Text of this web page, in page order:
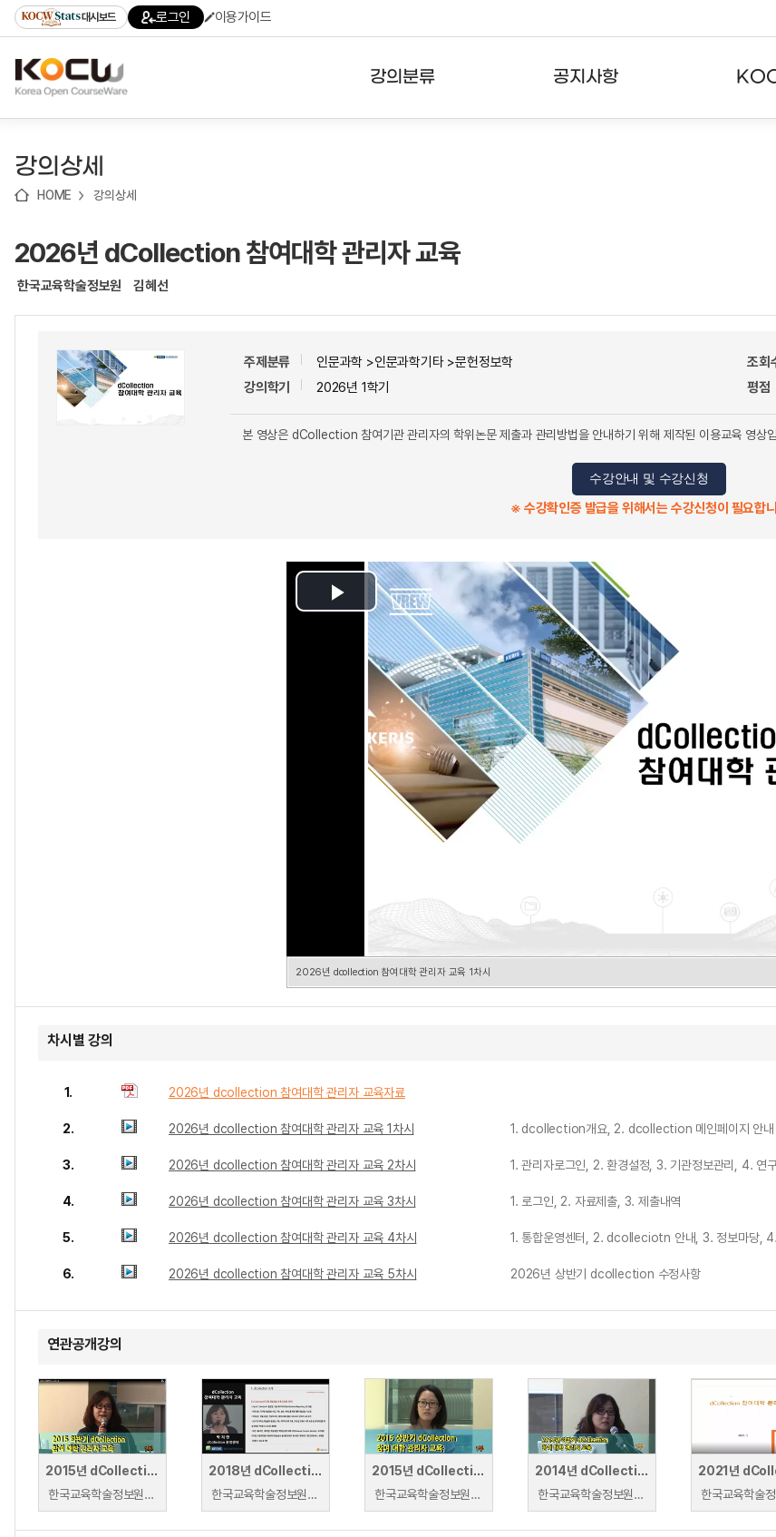
기
기
기
content)
가
대시보드 로그인 이용가이드
강의분류
테마강의
공지사항
강의상세
HOME 강의상세
2026년 dCollection 참여대학 관리자 교육
한국교육학술정보원 김혜선
주제분류
인문과학 >인문과학기타 >문헌정보학
강의학기
2026년 1학기
조회
평점
본 영상은 dCollection 참여기관 관리자의 학위논문 제출과 관리방법을 안내하기 위해 제작된 이용교육 영상
수강안내 및 수강신청
※ 수강확인증 발급을 위해서는 수강신청이 필요합
Play
Video
2026년 dcollection 참여대학 관리자 교육 1차시
차시별 강의
1. 2026년 dcollection 참여대학 관리자 교육자료
2. 2026년 dcollection 참여대학 관리자 교육 1차시 1. dcollection개요, 2. dcollection 메인페이지 안내
3. 2026년 dcollection 참여대학 관리자 교육 2차시 1. 관리자로그인, 2. 환경설정, 3. 기관정보관리, 4. 연
4. 2026년 dcollection 참여대학 관리자 교육 3차시 1. 로그인, 2. 자료제출, 3. 제출내역
5. 2026년 dcollection 참여대학 관리자 교육 4차시 1. 통합운영센터, 2. dcolleciotn 안내, 3. 정보마당,
6. 2026년 dcollection 참여대학 관리자 교육 5차시 2026년 상반기 dcollection 수정사항
연관공개강의
2015년 dCollection 참여대학 하반기 관리자 교육
한국교육학술정보원 | 박지연
2018년 dCollection 참여대학 관리자 교육
한국교육학술정보원 | 박지연
2015년 dCollection 참여대학 관리자 교육
한국교육학술정보원 | 권효주
2014년 dCollection 참여대학 관리자 교육
한국교육학술정보원 | 박지연